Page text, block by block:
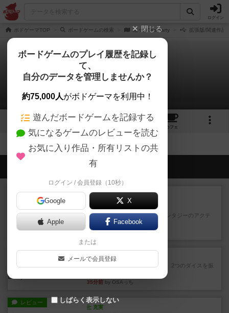
ログイン
ボドゲーマTOP ボードゲームの検索 花々のTea party 拡張版/関連作品
花々のTea party
拡張/関連作品 0件
1
カフェ
会員の新しい投稿
レビュー
エコーズ・オブ・タイム
カードゲームにファイナルファンタジーのアクテ
ィブタイムバトル（もしくは...
11分前by ジェイとと
レビュー シャット・ザ・ボックス
とてもシンプルなダイスゲーム。2つのダイスを振
35分前 by OSAっち
レビュー
充実
閉じる
ボードゲームのプレイ履歴を記録し
て、
自分のデータを管理しませんか？
約75,000人がボドゲーマを利用中！
遊んだボードゲームを記録する
気になるゲームのレビューを読む
お気に入り作品・所有リストの共
有
ログイン / 会員登録（10秒）
Google X
Apple Facebook
または
メールで会員登録
しばらく表示しない